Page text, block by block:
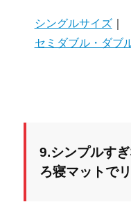
シングルサイズ｜
セミダブル・ダブ
9.シンプルす
ろ寝マットで